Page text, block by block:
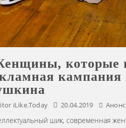
которые
iLike.Today 20.04.2019
шик, современная
СТАЛА ХЕДЛАЙНЕРОМ
АНАНДА 2024 Г.
Editor iLike.Today